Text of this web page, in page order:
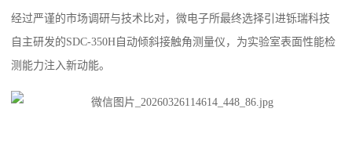
经过严谨的市场调研与技术比对，微电子所最终选择引进铄瑞科技
自主研发的SDC-350H自动倾斜接触角测量仪，为实验室表面性能检
测能力注入新动能。